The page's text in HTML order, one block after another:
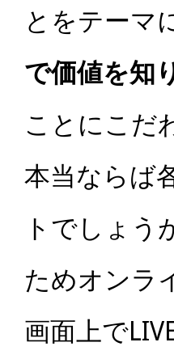
とをテーマ
で価値を知
ことにこだ
本当ならば
トでしょう
ためオンラ
画面上で